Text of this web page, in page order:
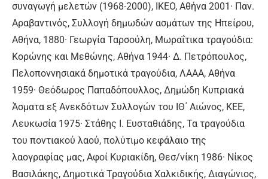
συναγωγή μελετών (1968-2000), IKEO, Αθήνα 2001· Παν.
Αραβαντινός, Συλλογή δημωδών ασμάτων της Ηπείρου,
Αθήνα, 1880· Γεωργία Ταρσούλη, Μωραΐτικα τραγούδια:
Κορώνης και Μεθώνης, Αθήνα 1944· Δ. Πετρόπουλος,
Πελοποννησιακά δημοτικά τραγούδια, ΛΑΑΑ, Αθήνα
1959· Θεόδωρος Παπαδόπουλλος, Δημώδη Κυπριακά
Άσματα εξ Ανεκδότων Συλλογών του ΙΘ΄ Αιώνος, ΚΕΕ,
Λευκωσία 1975· Στάθης Ι. Ευσταθιάδης, Τα τραγούδια
του ποντιακού λαού, πολύτιμο κεφάλαιο της
λαογραφίας μας, Αφοί Κυριακίδη, Θεσ/νίκη 1986· Νίκος
Βασιλάκης, Δημοτικά Τραγούδια Χαλκιδικής, Διαγώνιος,